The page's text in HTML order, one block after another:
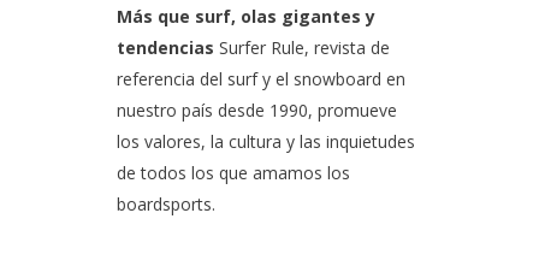
Más que surf, olas gigantes y
tendencias Surfer Rule, revista de
referencia del surf y el snowboard en
nuestro país desde 1990, promueve
los valores, la cultura y las inquietudes
de todos los que amamos los
boardsports.